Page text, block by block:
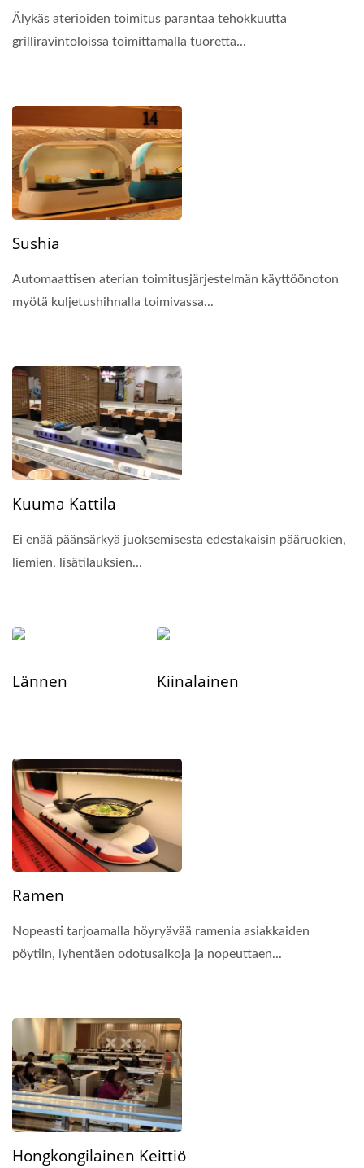
Älykäs aterioiden toimitus parantaa tehokkuutta
grilliravintoloissa toimittamalla tuoretta...
Sushia
Automaattisen aterian toimitusjärjestelmän käyttöönoton
myötä kuljetushihnalla toimivassa...
Kuuma Kattila
Ei enää päänsärkyä juoksemisesta edestakaisin pääruokien,
liemien, lisätilauksien...
Lännen Kiinalainen
Ramen
Nopeasti tarjoamalla höyryävää ramenia asiakkaiden
pöytiin, lyhentäen odotusaikoja ja nopeuttaen...
Hongkongilainen Keittiö